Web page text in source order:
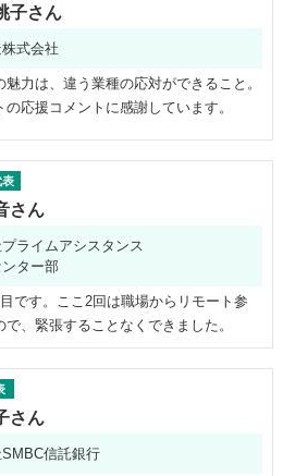
子さん
式会社
魅力は、違う業種の応対ができること。
の応援コメントに感謝しています。
表
さん
ライムアシスタンス
ター部
です。ここ2回は職場からリモート参
で、緊張することなくできました。
さん
信託銀行